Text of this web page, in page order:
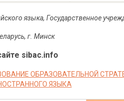
языка, Государственное
г. Минск
sibac.info
ОБРАЗОВАТЕЛЬНОЙ
ЯЗЫКА